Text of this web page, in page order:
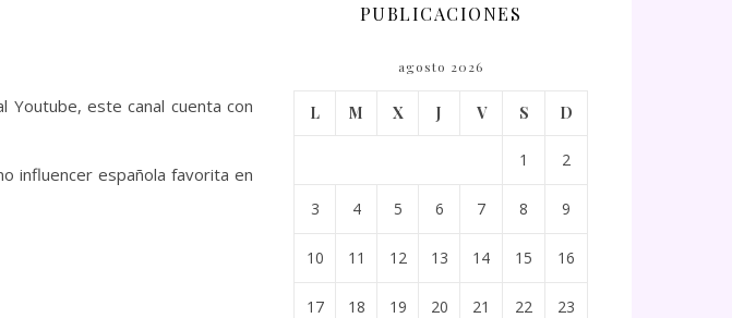
Youtube, este canal cuenta con
influencer española favorita en
PUBLICACIONES
agosto 2026
L M X J V S D
1 2
3 4 5 6 7 8 9
10 11 12 13 14 15 16
17 18 19 20 21 22 23